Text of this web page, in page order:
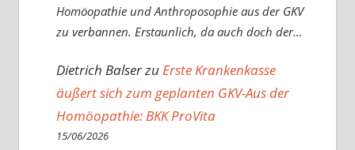
Homöopathie und Anthroposophie aus der GKV
zu verbannen. Erstaunlich, da auch doch der…
Dietrich BalserzuErste Krankenkasse
äußert sich zum geplanten GKV-Aus der
Homöopathie: BKK ProVita
15/06/2026